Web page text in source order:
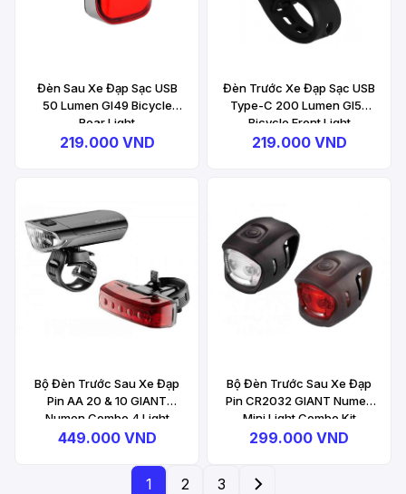
Đèn Sau Xe Đạp Sạc USB
50 Lumen GI49 Bicycle
Rear Light
219.000 VND
Đèn Trước Xe Đạp Sạc USB
Type-C 200 Lumen GI52
Bicycle Front Light
219.000 VND
Bộ Đèn Trước Sau Xe Đạp
Pin AA 20 & 10 GIANT
Numen Combo 4 Light
Combo Kit
449.000 VND
Bộ Đèn Trước Sau Xe Đạp
Pin CR2032 GIANT Numen
Mini Light Combo Kit
299.000 VND
1 2 3